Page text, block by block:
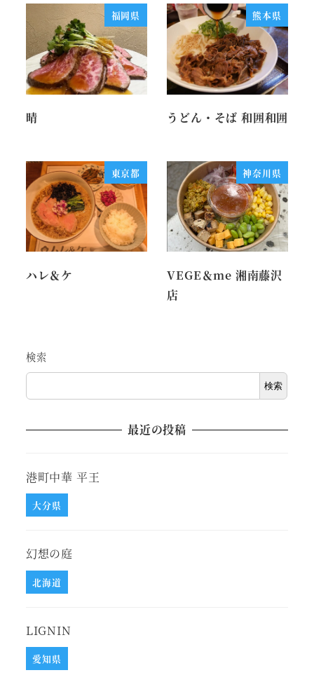
福岡県
晴
熊本県
うどん・そば 和囲和囲
東京都
ハレ＆ケ
神奈川県
VEGE＆me 湘南藤沢
店
検索
検索
最近の投稿
港町中華 平王
大分県
幻想の庭
北海道
LIGNIN
愛知県